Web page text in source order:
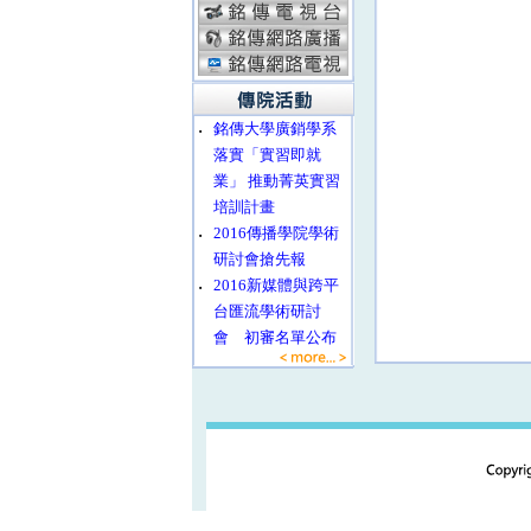
‧
銘傳大學廣銷學系
落實「實習即就
業」 推動菁英實習
培訓計畫
‧
2016傳播學院學術
研討會搶先報
‧
2016新媒體與跨平
台匯流學術研討
會 初審名單公布